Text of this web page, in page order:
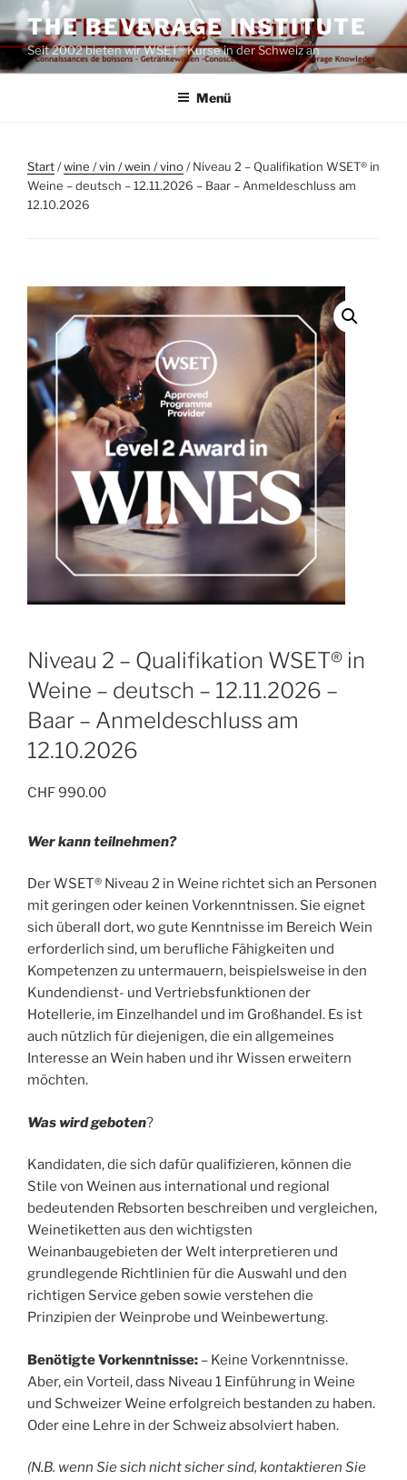
Zum
Inhalt
springen
THE BEVERAGE INSTITUTE
Seit 2002 bieten wir WSET® Kurse in der Schweiz an
Menü
Start/wine / vin / wein / vino/ Niveau 2 – Qualifikation WSET® in
Weine – deutsch – 12.11.2026 – Baar – Anmeldeschluss am
12.10.2026
Niveau 2 – Qualifikation WSET® in
Weine – deutsch – 12.11.2026 –
Baar – Anmeldeschluss am
12.10.2026
CHF990.00
Wer kann teilnehmen?
Der WSET® Niveau 2 in Weine richtet sich an Personen
mit geringen oder keinen Vorkenntnissen. Sie eignet
sich überall dort, wo gute Kenntnisse im Bereich Wein
erforderlich sind, um berufliche Fähigkeiten und
Kompetenzen zu untermauern, beispielsweise in den
Kundendienst- und Vertriebsfunktionen der
Hotellerie, im Einzelhandel und im Großhandel. Es ist
auch nützlich für diejenigen, die ein allgemeines
Interesse an Wein haben und ihr Wissen erweitern
möchten.
Was wird geboten?
Kandidaten, die sich dafür qualifizieren, können die
Stile von Weinen aus international und regional
bedeutenden Rebsorten beschreiben und vergleichen,
Weinetiketten aus den wichtigsten
Weinanbaugebieten der Welt interpretieren und
grundlegende Richtlinien für die Auswahl und den
richtigen Service geben sowie verstehen die
Prinzipien der Weinprobe und Weinbewertung.
Benötigte Vorkenntnisse: – Keine Vorkenntnisse.
Aber, ein Vorteil, dass Niveau 1 Einführung in Weine
und Schweizer Weine erfolgreich bestanden zu haben.
Oder eine Lehre in der Schweiz absolviert haben.
(N.B. wenn Sie sich nicht sicher sind, kontaktieren Sie